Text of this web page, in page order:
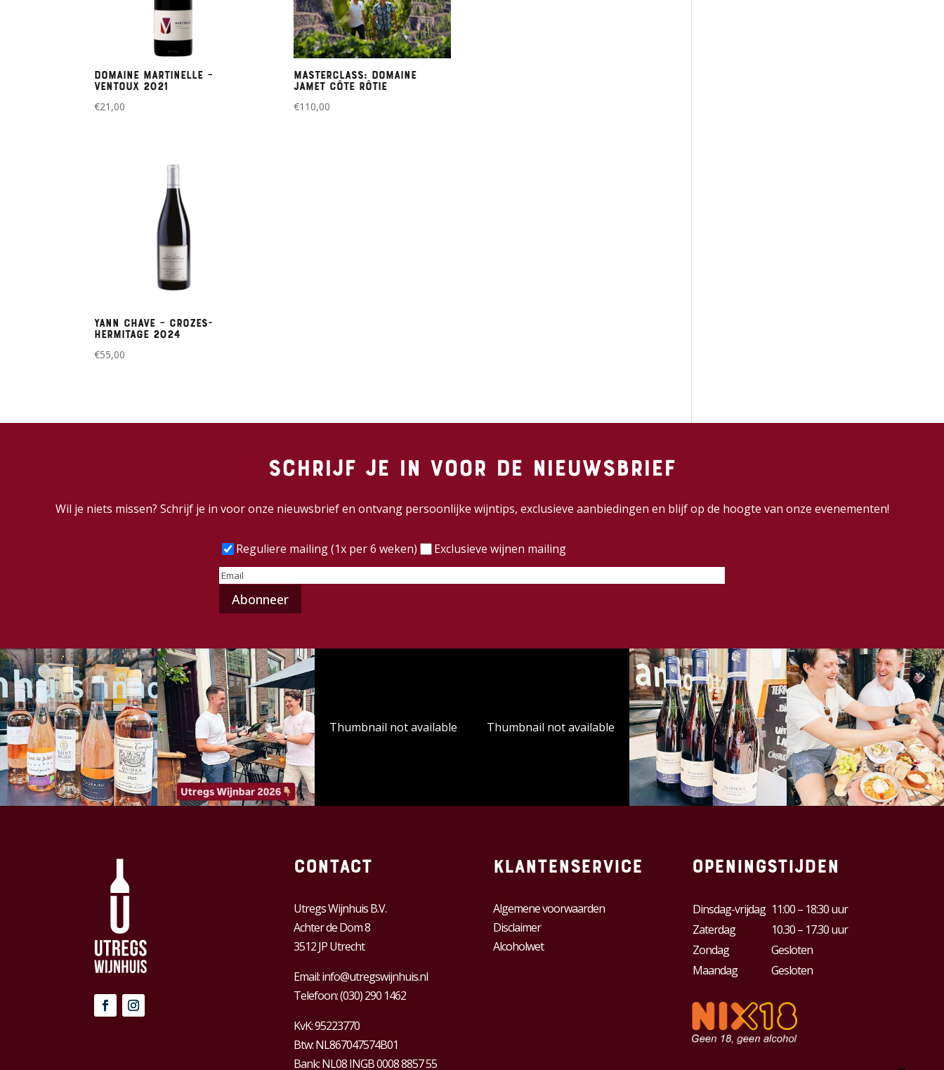
Domaine Martinelle –
Ventoux 2021
€21,00
Masterclass: Domaine
Jamet Côte Rôtie
€110,00
Yann Chave – Crozes-
Hermitage 2024
€55,00
Schrijf je in voor de nieuwsbrief
Wil je niets missen? Schrijf je in voor onze nieuwsbrief en ontvang persoonlijke wijntips, exclusieve aanbiedingen en blijf op de hoogte van onze evenementen!
Frequentie(Vereist)
Reguliere mailing (1x per 6 weken)
Exclusieve wijnen mailing
E-
mailadres(Vereist)
Thumbnail not available Thumbnail not available
Contact
Utregs Wijnhuis B.V.
Achter de Dom 8
3512 JP Utrecht
Email:info@utregswijnhuis.nl
Telefoon:(030) 290 1462
KvK:95223770
Btw:NL867047574B01
Bank: NL08 INGB 0008 8857 55
Klantenservice
Algemene voorwaarden
Disclaimer
Alcoholwet
Openingstijden
Dinsdag-vrijdag 11:00 – 18:30 uur
Zaterdag
10.30 – 17.30 uur
Zondag
Gesloten
Maandag
Gesloten